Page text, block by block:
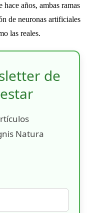
años, ambas ramas
de neuronas artificiales
las reales.
de
Natura